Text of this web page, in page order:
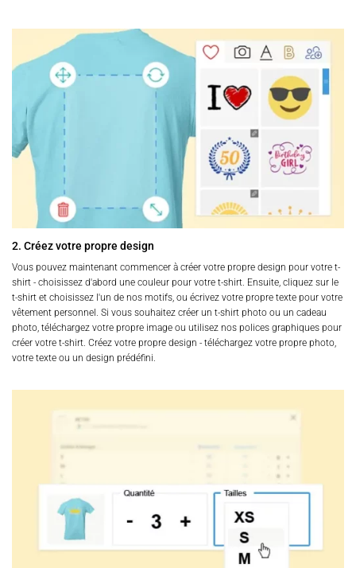
2. Créez votre propre design
Vous pouvez maintenant commencer à créer votre propre design pour votre t-
shirt - choisissez d'abord une couleur pour votre t-shirt. Ensuite, cliquez sur le
t-shirt et choisissez l'un de nos motifs, ou écrivez votre propre texte pour votre
vêtement personnel. Si vous souhaitez créer un t-shirt photo ou un cadeau
photo, téléchargez votre propre image ou utilisez nos polices graphiques pour
créer votre t-shirt. Créez votre propre design - téléchargez votre propre photo,
votre texte ou un design prédéfini.